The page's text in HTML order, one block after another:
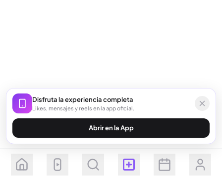
Seguir Suscribirse
Disfruta la experiencia completa
Likes, mensajes y reels en la app oficial.
Abrir en la App